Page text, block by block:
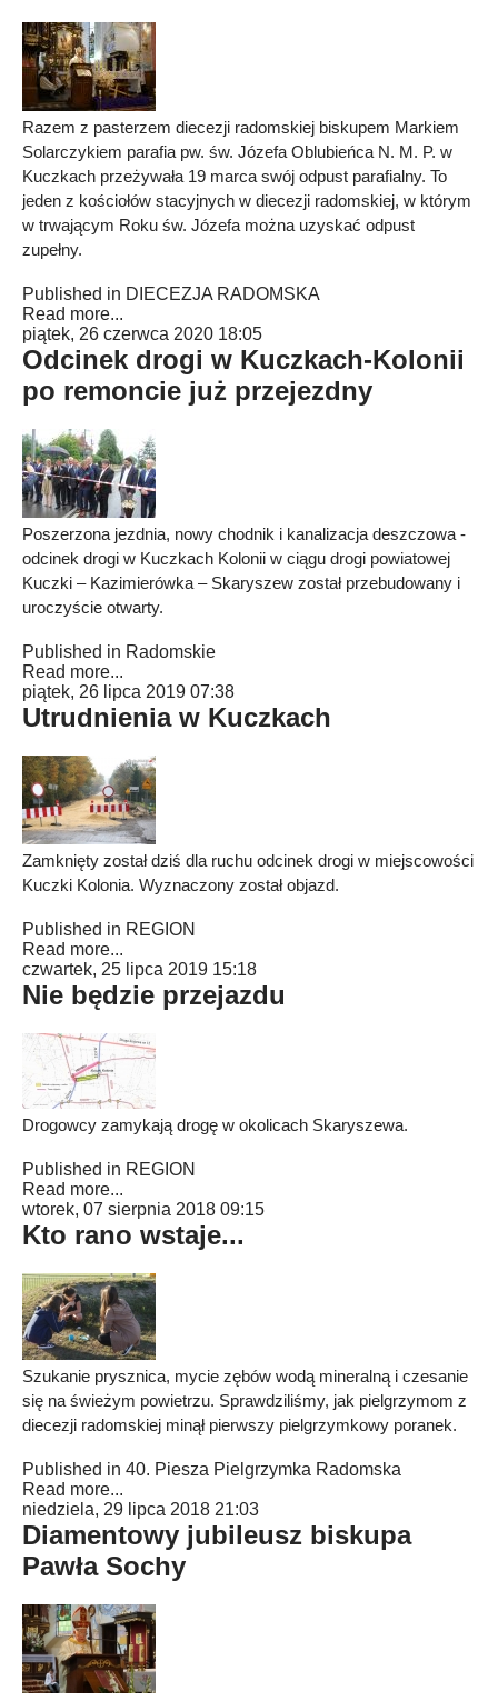
Razem z pasterzem diecezji radomskiej biskupem Markiem
Solarczykiem parafia pw. św. Józefa Oblubieńca N. M. P. w
Kuczkach przeżywała 19 marca swój odpust parafialny. To
jeden z kościołów stacyjnych w diecezji radomskiej, w którym
w trwającym Roku św. Józefa można uzyskać odpust
zupełny.
Published in DIECEZJA RADOMSKA
Read more...
piątek, 26 czerwca 2020 18:05
Odcinek drogi w Kuczkach-Kolonii
po remoncie już przejezdny
Poszerzona jezdnia, nowy chodnik i kanalizacja deszczowa -
odcinek drogi w Kuczkach Kolonii w ciągu drogi powiatowej
Kuczki – Kazimierówka – Skaryszew został przebudowany i
uroczyście otwarty.
Published in Radomskie
Read more...
piątek, 26 lipca 2019 07:38
Utrudnienia w Kuczkach
Zamknięty został dziś dla ruchu odcinek drogi w miejscowości
Kuczki Kolonia. Wyznaczony został objazd.
Published in REGION
Read more...
czwartek, 25 lipca 2019 15:18
Nie będzie przejazdu
Drogowcy zamykają drogę w okolicach Skaryszewa.
Published in REGION
Read more...
wtorek, 07 sierpnia 2018 09:15
Kto rano wstaje...
Szukanie prysznica, mycie zębów wodą mineralną i czesanie
się na świeżym powietrzu. Sprawdziliśmy, jak pielgrzymom z
diecezji radomskiej minął pierwszy pielgrzymkowy poranek.
Published in 40. Piesza Pielgrzymka Radomska
Read more...
niedziela, 29 lipca 2018 21:03
Diamentowy jubileusz biskupa
Pawła Sochy